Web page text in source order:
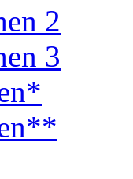
2
3